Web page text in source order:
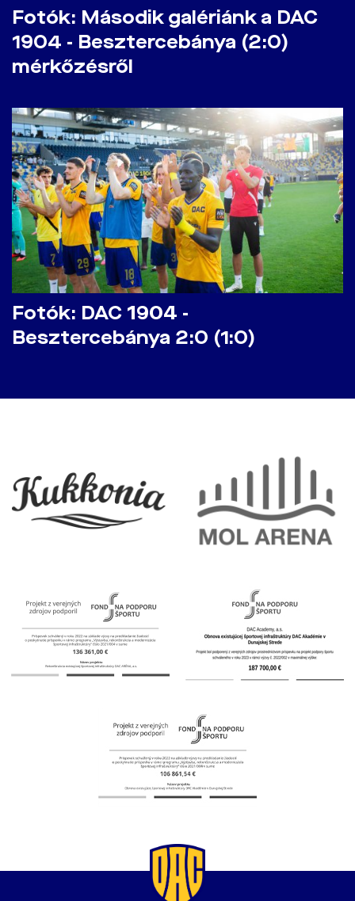
Fotók: Második galériánk a DAC
1904 - Besztercebánya (2:0)
mérkőzésről
Fotók: DAC 1904 -
Besztercebánya 2:0 (1:0)